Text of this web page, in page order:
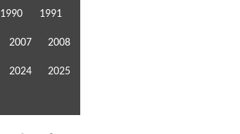
1990 1991
2007 2008
2024 2025